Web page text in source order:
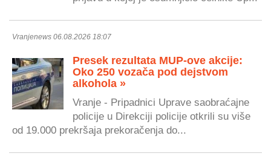
Vranjenews 06.08.2026 18:07
Presek rezultata MUP-ove akcije:
Oko 250 vozača pod dejstvom
alkohola »
Vranje - Pripadnici Uprave saobraćajne
policije u Direkciji policije otkrili su više
od 19.000 prekršaja prekoračenja do...